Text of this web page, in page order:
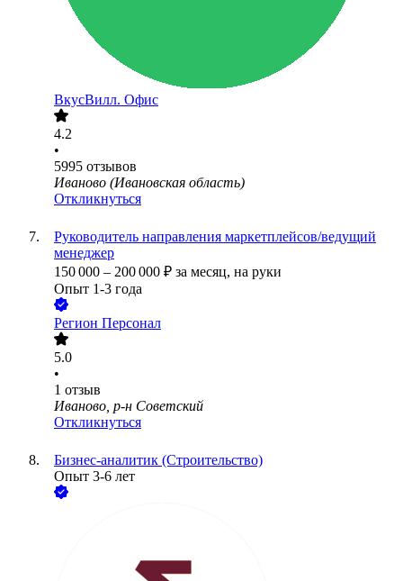
ВкусВилл. Офис
4.2
•
5995 отзывов
Иваново (Ивановская область)
Откликнуться
Руководитель направления маркетплейсов/ведущий
менеджер
150 000 – 200 000 ₽ за месяц, на руки
Опыт 1-3 года
Регион Персонал
5.0
•
1 отзыв
Иваново, р-н Советский
Откликнуться
Бизнес-аналитик (Строительство)
Опыт 3-6 лет